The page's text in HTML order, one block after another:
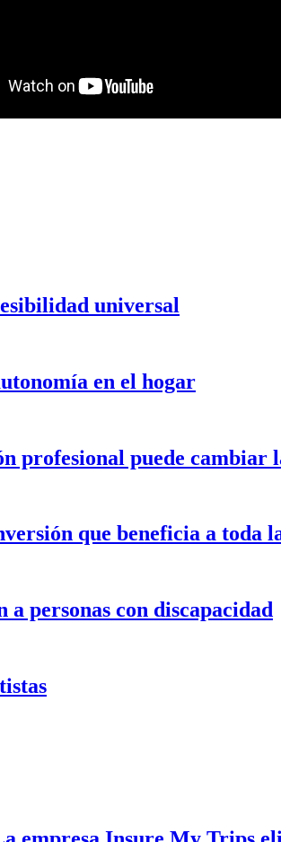
universal
en el hogar
profesional puede cambiar
que beneficia a toda
personas con discapacidad